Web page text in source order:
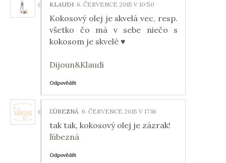
KLAUDI 6. ČERVENCE 2015 V 10:50
Kokosový olej je skvelá vec, resp.
všetko čo má v sebe niečo s
kokosom je skvelé ♥
Dijoun&Klaudi
Odpovědět
ĽÚBEZNÁ 6. ČERVENCE 2015 V 17:16
tak tak, kokosový olej je zázrak!
ľúbezná
Odpovědět